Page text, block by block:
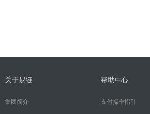
关于易链
集团简介
帮助中心
支付操作指引